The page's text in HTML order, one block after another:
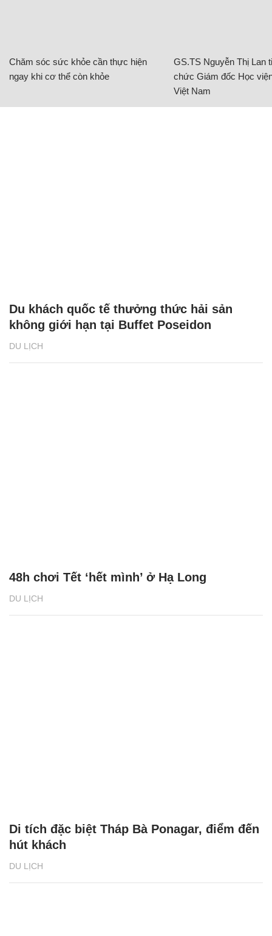
Chăm sóc sức khỏe cần thực hiện
ngay khi cơ thể còn khỏe
GS.TS Nguyễn Thị Lan
chức Giám đốc Học
Việt Nam
DU LỊCH
Du khách quốc tế thưởng thức hải sản
không giới hạn tại Buffet Poseidon
DU LỊCH
48h chơi Tết ‘hết mình’ ở Hạ Long
DU LỊCH
Di tích đặc biệt Tháp Bà Ponagar, điểm đến
hút khách